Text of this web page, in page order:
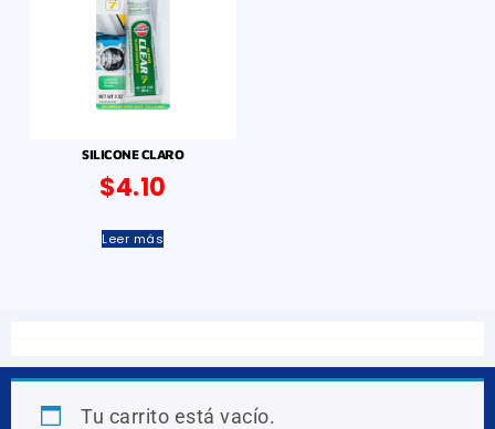
SILICONE CLARO
$4.10
Leer más
Tu carrito está vacío.